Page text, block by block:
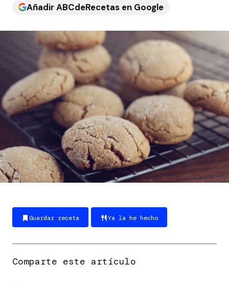
Añadir ABCdeRecetas en Google
Guardar receta Ya la he hecho